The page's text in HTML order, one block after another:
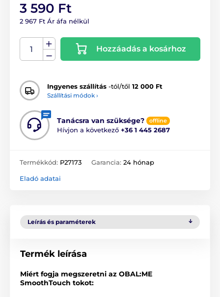
3 590 Ft
2 967 Ft Ár áfa nélkül
Hozzáadás a kosárhoz
Ingyenes szállítás -tól/től 12 000 Ft
Szállítási módok ›
Tanácsra van szüksége? offline
Hívjon a következő +36 1 445 2687
Termékkód: P27173 Garancia: 24 hónap
Eladó adatai
Leírás és paraméterek
Termék leírása
Miért fogja megszeretni az OBAL:ME
SmoothTouch tokot: